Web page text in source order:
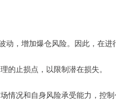
动，增加爆仓风险。因此，在进
的止损点，以限制潜在损失。
情况和自身风险承受能力，控制